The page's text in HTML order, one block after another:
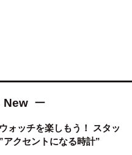
New
ォッチを楽しもう！ スタッ
アクセントになる時計”